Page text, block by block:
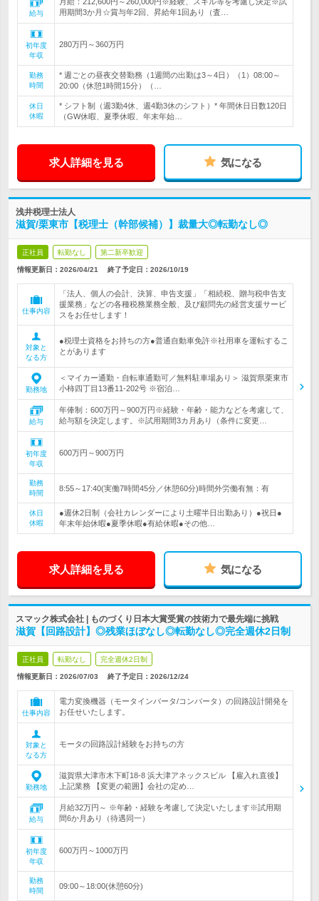
給与
用期間3か月☆賞与年2回、昇給年1回あり（査…
初年度
年収
280万円～360万円
勤務
時間
* 週ごとの昼夜交替勤務（1週間の出勤は3～4日）（1）08:00～
20:00（休憩1時間15分）（…
休日
休暇
* シフト制（週3勤4休、週4勤3休のシフト）* 年間休日日数120日
（GW休暇、夏季休暇、年末年始…
求人詳細を見る 気になる
浅井税理士法人
滋賀/栗東市【税理士（幹部候補）】裁量大◎転勤なし◎
正社員 転勤なし 第二新卒歓迎
情報更新日：2026/04/21 終了予定日： 2026/10/19
仕事内容
「法人、個人の会計、決算、申告支援」「相続税、贈与税申告支
援業務」などの各種税務業務全般、及び顧問先の経営支援サービ
スをお任せします！
対象と
なる方
●税理士資格をお持ちの方●普通自動車免許※社用車を運転するこ
とがあります
勤務地
＜マイカー通勤・自転車通勤可／無料駐車場あり＞ 滋賀県栗東市
小柿四丁目13番11-202号 ※宿泊…
給与
年俸制：600万円～900万円※経験・年齢・能力などを考慮して、
給与額を決定します。※試用期間3カ月あり（条件に変更…
初年度
年収
600万円～900万円
勤務
時間
8:55～17:40(実働7時間45分／休憩60分)時間外労働有無：有
休日
休暇
●週休2日制（会社カレンダーにより土曜半日出勤あり）●祝日●
年末年始休暇●夏季休暇●有給休暇●その他…
求人詳細を見る 気になる
スマック株式会社 | ものづくり日本大賞受賞の技術力で最先端に挑戦
滋賀【回路設計】◎残業ほぼなし◎転勤なし◎完全週休2日制
正社員 転勤なし 完全週休2日制
情報更新日：2026/07/03 終了予定日： 2026/12/24
仕事内容
電力変換機器（モータインバータ/コンバータ）の回路設計開発を
お任せいたします。
対象と
なる方
モータの回路設計経験をお持ちの方
勤務地
滋賀県大津市木下町18-8 浜大津アネックスビル 【雇入れ直後】
上記業務 【変更の範囲】会社の定め…
給与
月給32万円～ ※年齢・経験を考慮して決定いたします※試用期
間6か月あり（待遇同一）
初年度
年収
600万円～1000万円
勤務
時間
09:00～18:00(休憩60分)